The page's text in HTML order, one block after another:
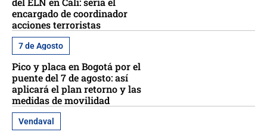
encargado de coordinador
acciones terroristas
7 de Agosto
Pico y placa en Bogotá por el
puente del 7 de agosto: así
aplicará el plan retorno y las
medidas de movilidad
Vendaval